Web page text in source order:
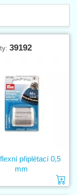
39192
připlétací 0,5
mm